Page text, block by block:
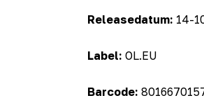
Releasedatum: 14-
Label: OL.EU
Barcode: